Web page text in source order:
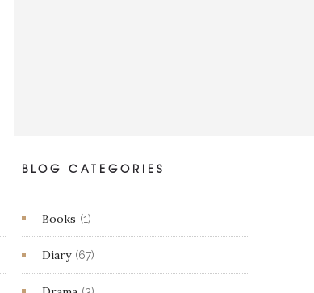
BLOG CATEGORIES
Books (1)
Diary (67)